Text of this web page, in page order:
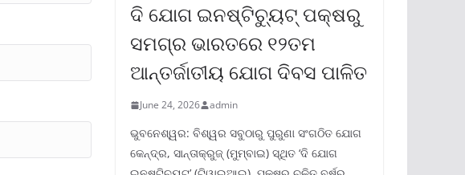
ଦି ଯୋଗ ଇନଷ୍ଟିଚ୍ୟୁଟ୍ ପକ୍ଷରୁ
ସମଗ୍ର ଭାରତରେ ୧୨ତମ
ଆନ୍ତର୍ଜାତୀୟ ଯୋଗ ଦିବସ ପାଳିତ
June 24, 2026 admin
ଭୁବନେଶ୍ୱର: ବିଶ୍ୱର ସବୁଠାରୁ ପୁରୁଣା ସଂଗଠିତ ଯୋଗ
କେନ୍ଦ୍ର, ସାନ୍ତାକ୍ରୁଜ୍ (ମୁମ୍ବାଇ) ସ୍ଥିତ ‘ଦି ଯୋଗ